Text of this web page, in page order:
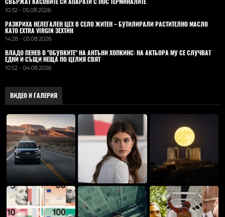
СВЪРЖАТ КАСОВИТЕ СИ АПАРАТИ С ПОС ТЕРМИНАЛИТЕ
10:32 - 05.08.2026
РАЗКРИХА НЕЛЕГАЛЕН ЦЕХ В СЕЛО ЖИТЕН – БУТИЛИРАЛИ РАСТИТЕЛНО МАСЛО
КАТО EXTRA VIRGIN ЗЕХТИН
14:28 - 05.08.2026
ВЛАДO ПЕНЕВ В "ОБУВКИТЕ" НА АНТЪНИ ХОПКИНС: НА АКТЬОРА МУ СЕ СЛУЧВАТ
ЕДНИ И СЪЩИ НЕЩА ПО ЦЕЛИЯ СВЯТ
10:52 - 04.08.2026
ВИДЕО И ГАЛЕРИЯ